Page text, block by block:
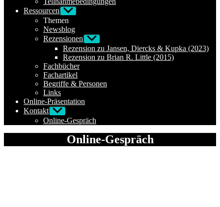
Ressourcen Untermenü
anzeigen
Themen
Newsblog
Rezensionen Untermenü
anzeigen
Rezension zu Jansen, Diercks & Kupka (2023)
Rezension zu Brian R. Little (2015)
Fachbücher
Fachartikel
Begriffe & Personen
Links
Online-Präsentation
Kontakt Untermenü
anzeigen
Online-Gespräch
Online-Gespräch